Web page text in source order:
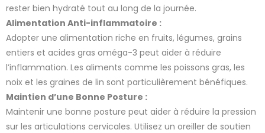
rester bien hydraté tout au long de la journée.
Alimentation Anti-inflammatoire :
Adopter une alimentation riche en fruits, légumes, grains
entiers et acides gras oméga-3 peut aider à réduire
l’inflammation. Les aliments comme les poissons gras, les
noix et les graines de lin sont particulièrement bénéfiques.
Maintien d’une Bonne Posture :
Maintenir une bonne posture peut aider à réduire la pression
sur les articulations cervicales. Utilisez un oreiller de soutien